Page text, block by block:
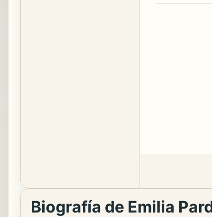
Biografía de Emilia